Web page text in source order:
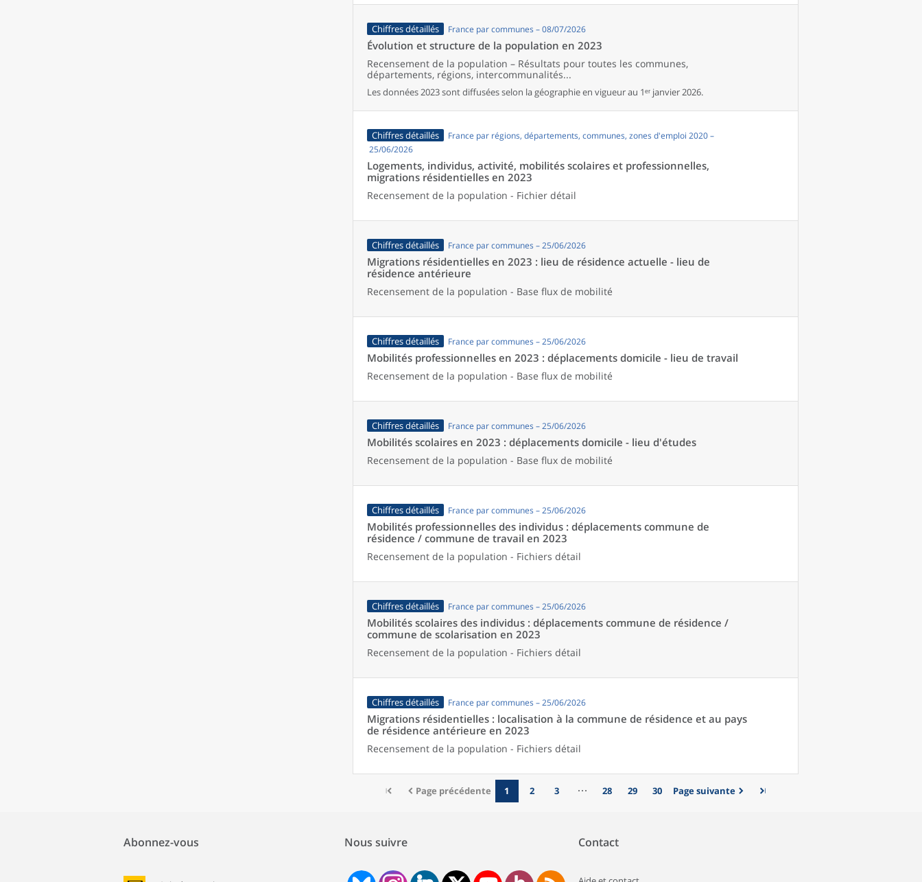
Chiffres détaillés France par communes – 08/07/2026
Évolution et structure de la population en 2023
Recensement de la population – Résultats pour toutes les communes,
départements, régions, intercommunalités...
Les données 2023 sont diffusées selon la géographie en vigueur au 1ᵉʳ janvier 2026.
Chiffres détaillés
France par régions, départements, communes, zones d'emploi 2020 –
25/06/2026
Logements, individus, activité, mobilités scolaires et professionnelles,
migrations résidentielles en 2023
Recensement de la population - Fichier détail
Chiffres détaillés France par communes – 25/06/2026
Migrations résidentielles en 2023 : lieu de résidence actuelle - lieu de
résidence antérieure
Recensement de la population - Base flux de mobilité
Chiffres détaillés France par communes – 25/06/2026
Mobilités professionnelles en 2023 : déplacements domicile - lieu de travail
Recensement de la population - Base flux de mobilité
Chiffres détaillés France par communes – 25/06/2026
Mobilités scolaires en 2023 : déplacements domicile - lieu d'études
Recensement de la population - Base flux de mobilité
Chiffres détaillés France par communes – 25/06/2026
Mobilités professionnelles des individus : déplacements commune de
résidence / commune de travail en 2023
Recensement de la population - Fichiers détail
Chiffres détaillés France par communes – 25/06/2026
Mobilités scolaires des individus : déplacements commune de résidence /
commune de scolarisation en 2023
Recensement de la population - Fichiers détail
Chiffres détaillés France par communes – 25/06/2026
Migrations résidentielles : localisation à la commune de résidence et au pays
de résidence antérieure en 2023
Recensement de la population - Fichiers détail
Page précédente 1 2 3 28 29 30 Page suivante
Abonnez-vous Nous suivre Contact